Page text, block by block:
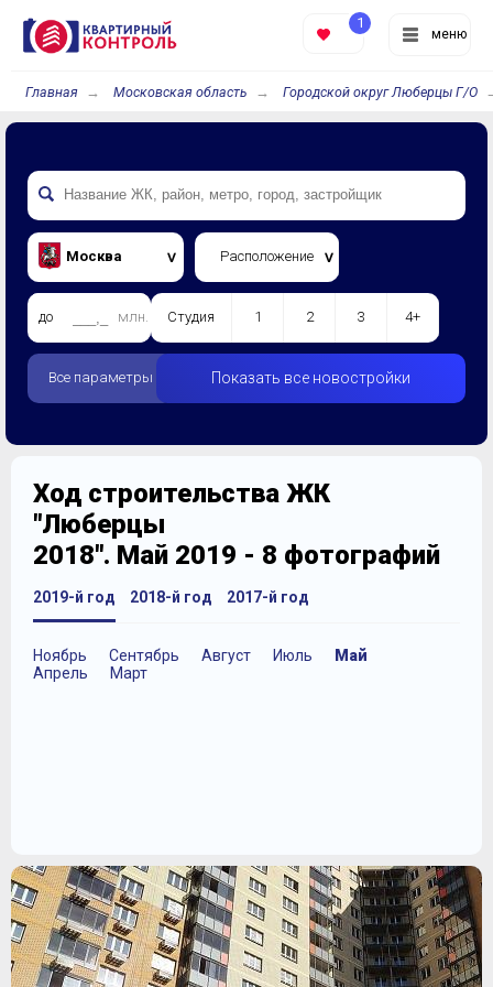
меню
1
Главная Московская область Городской округ Люберцы Г/О
Москва Расположение
до млн. Студия 1 2 3 4+
Все параметры Показать все новостройки
Ход строительства ЖК
"Люберцы
2018". Май 2019 - 8 фотографий
2019-й год
Ноябрь Сентябрь Август Июль
Май
Апрель
Март
2018-й год 2017-й год